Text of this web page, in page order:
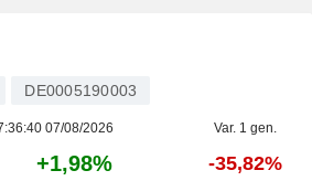
DE0005190003
07/08/2026 Var. 1 gen.
+1,98% -35,82%